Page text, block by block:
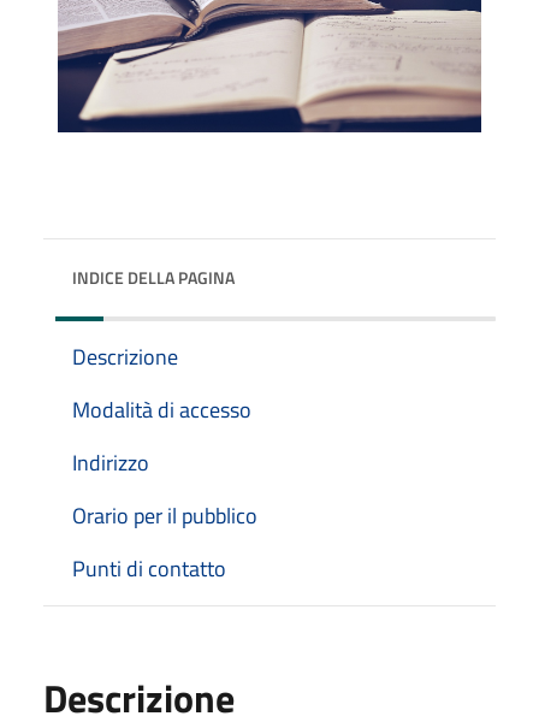
INDICE DELLA PAGINA
Descrizione
Modalità di accesso
Indirizzo
Orario per il pubblico
Punti di contatto
Descrizione